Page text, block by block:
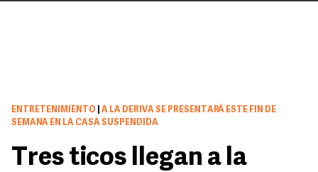
ENTRETENIMIENTO
A LA DERIVA SE PRESENTARÁ ESTE FIN DE
SEMANA EN LA CASA SUSPENDIDA
Tres ticos llegan a la